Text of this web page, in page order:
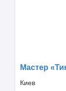
Мастер
Киев